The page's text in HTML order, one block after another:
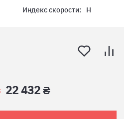
Индекс скорости: H
22 432 ₴